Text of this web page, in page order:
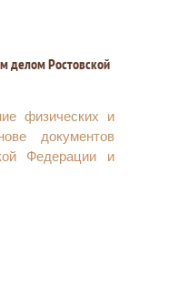
исключением
дорог и
недрами
на право
недрами
лесного
в постоянное
делом Ростовской
физических и
документов
Федерации и